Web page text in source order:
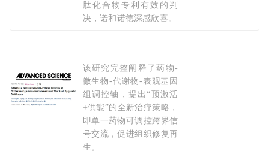
肽化合物专利有效的判
决，诺和诺德深感欣喜。
Adv Sci：为肠道修复“加注燃料”，南通大学薛
该研究完整阐释了药物-
微生物-代谢物-表观基因
组调控轴，提出“预激活
+供能”的全新治疗策略，
即单一药物可调控跨界信
号交流，促进组织修复再
生。